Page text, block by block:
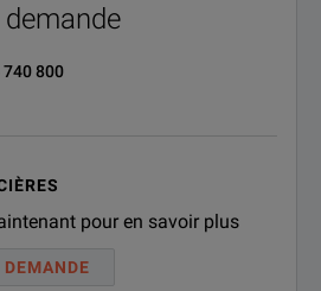
740 800
pour en savoir plus
DEMANDE